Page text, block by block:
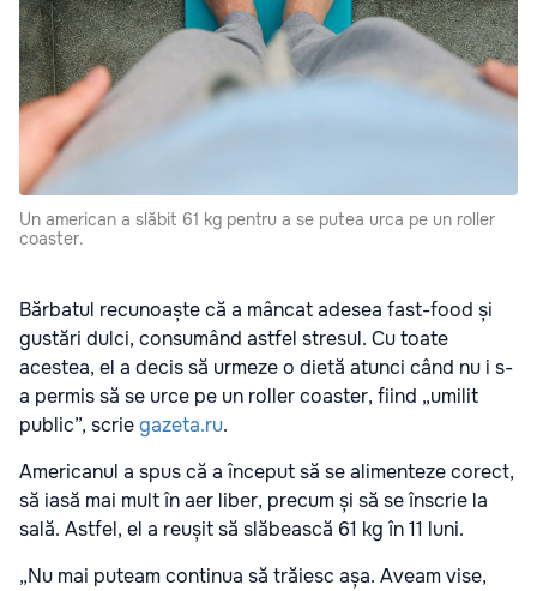
Un american a slăbit 61 kg pentru a se putea urca pe un roller
coaster.
Bărbatul recunoaște că a mâncat adesea fast-food și
gustări dulci, consumând astfel stresul. Cu toate
acestea, el a decis să urmeze o dietă atunci când nu i s-
a permis să se urce pe un roller coaster, fiind „umilit
public”, scriegazeta.ru.
Americanul a spus că a început să se alimenteze corect,
să iasă mai mult în aer liber, precum și să se înscrie la
sală. Astfel, el a reușit să slăbească 61 kg în 11 luni.
„Nu mai puteam continua să trăiesc așa. Aveam vise,